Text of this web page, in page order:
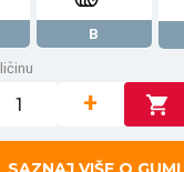
B
+